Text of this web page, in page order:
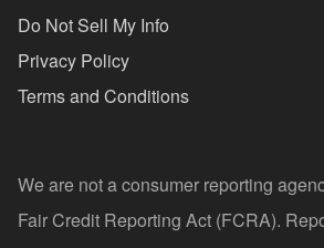
Do Not Sell My Info
Privacy Policy
Terms and Conditions
We are not a consumer reporting
Fair Credit Reporting Act (FCRA).